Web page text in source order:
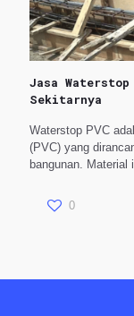
Jasa
Sekitarnya
Waterstop PVC
(PVC) yang
bangunan.
0